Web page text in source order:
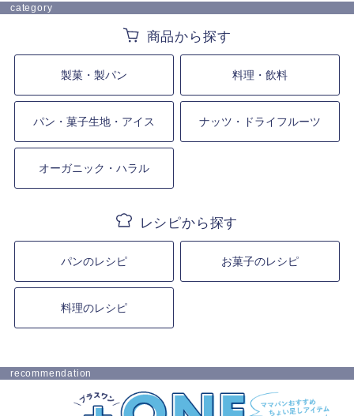
category
製菓・製パン 料理・飲料
パン・菓子生地・アイス ナッツ・ドライフルーツ
オーガニック・ハラル
パンのレシピ お菓子のレシピ
料理のレシピ
recommendation